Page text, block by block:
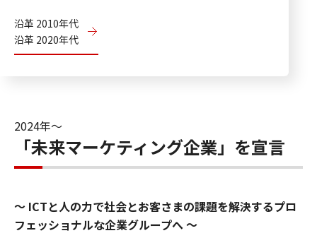
沿革 2010年代
沿革 2020年代
2024年〜
「未来マーケティング企業」を宣言
ICTと人の力で社会とお客さまの課題を解決するプロ
フェッショナルな企業グループへ